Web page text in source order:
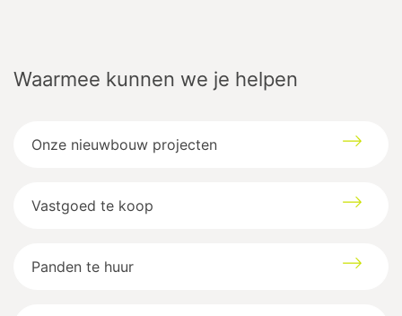
Waarmee kunnen we je helpen
Onze nieuwbouw projecten
Vastgoed te koop
Panden te huur